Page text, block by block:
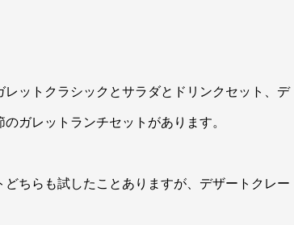
ットクラシックとサラダとドリンクセット、デ
ガレットランチセットがあります。
ちらも試したことありますが、デザートクレー